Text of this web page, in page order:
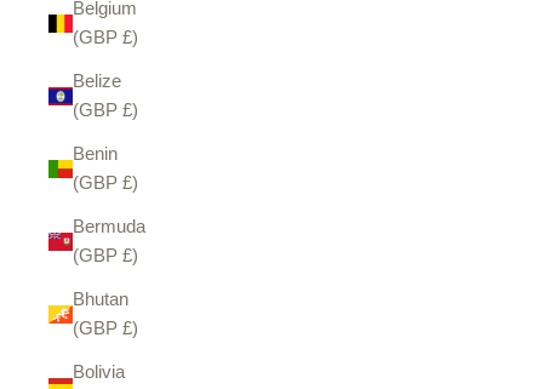
Belgium
(GBP £)
Belize
(GBP £)
Benin
(GBP £)
Bermuda
(GBP £)
Bhutan
(GBP £)
Bolivia